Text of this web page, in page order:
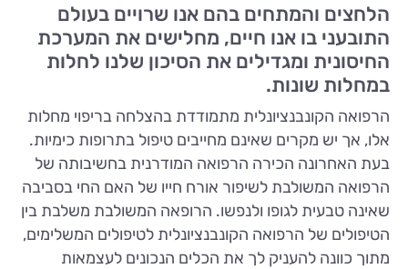
הלחצים והמתחים בהם אנו שרויים בעולם
התובעני בו אנו חיים, מחלישים את המערכת
החיסונית ומגדילים את הסיכון שלנו לחלות
במחלות שונות.
הרפואה הקונבנציונלית מתמודדת בהצלחה בריפוי מחלות
אלו, אך יש מקרים שאינם מחייבים טיפול בתרופות כימיות.
בעת האחרונה הכירה הרפואה המודרנית בחשיבותה של
הרפואה המשולבת לשיפור אורח חייו של האם החי בסביבה
שאינה טבעית לגופו ולנפשו. הרופאה המשולבת משלבת בין
הטיפולים של הרפואה הקונבנציונלית לטיפולים המשלימים,
מתוך כוונה להעניק לך את הכלים הנכונים לעצמאות